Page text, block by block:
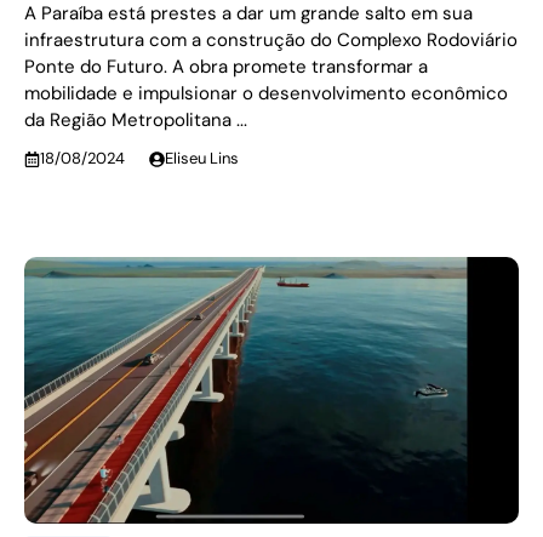
A Paraíba está prestes a dar um grande salto em sua
infraestrutura com a construção do Complexo Rodoviário
Ponte do Futuro. A obra promete transformar a
mobilidade e impulsionar o desenvolvimento econômico
da Região Metropolitana ...
18/08/2024 Eliseu Lins